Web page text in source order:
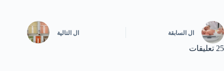
ال السابقة ال التالية
25 تعليقات